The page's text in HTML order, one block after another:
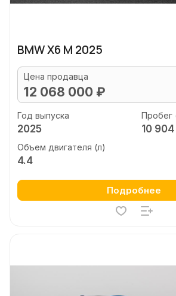
BMW X6 M 2025
Цена продавца
12 068 000 ₽
Год выпуска
2025
Пробег
10 904
Объем двигателя (л)
4.4
Подробнее